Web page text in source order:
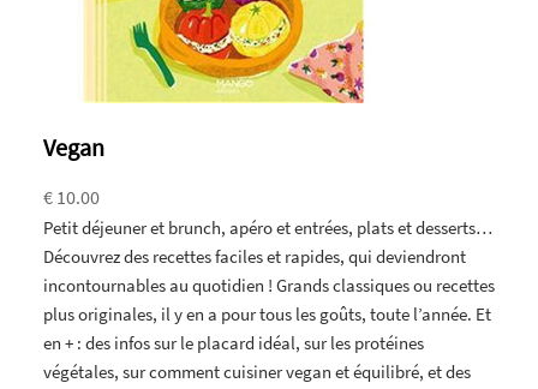
Vegan
€ 10.00
Petit déjeuner et brunch, apéro et entrées, plats et desserts…
Découvrez des recettes faciles et rapides, qui deviendront
incontournables au quotidien ! Grands classiques ou recettes
plus originales, il y en a pour tous les goûts, toute l’année. Et
en + : des infos sur le placard idéal, sur les protéines
végétales, sur comment cuisiner vegan et équilibré, et des